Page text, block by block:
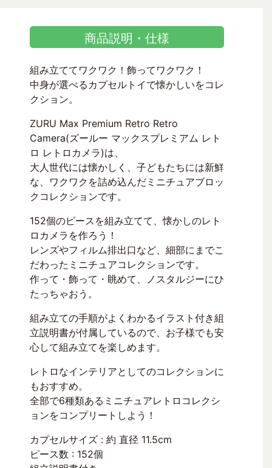
商品説明・仕様
組み立ててワクワク！飾ってワクワク！
中身が選べるカプセルトイで懐かしいをコレ
クション。
ZURU Max Premium Retro Retro
Camera(ズールー マックスプレミアム レト
ロ レトロカメラ)は、
大人世代には懐かしく、子どもたちには新鮮
な、ワクワクを詰め込んだミニチュアブロッ
クコレクションです。
152個のピースを組み立てて、懐かしのレト
ロカメラを作ろう！
レンズやフィルム排出口など、細部にまでこ
だわったミニチュアコレクションです。
作って・飾って・眺めて、ノスタルジーにひ
たっちゃおう。
組み立ての手順がよくわかるイラスト付き組
立説明書が付属しているので、お子様でも安
心して組み立てを楽しめます。
レトロなインテリアとしてのコレクションに
もおすすめ。
全部で6種類あるミニチュアレトロコレクシ
ョンをコンプリートしよう！
カプセルサイズ : 約 直径 11.5cm
ピース数 : 152個